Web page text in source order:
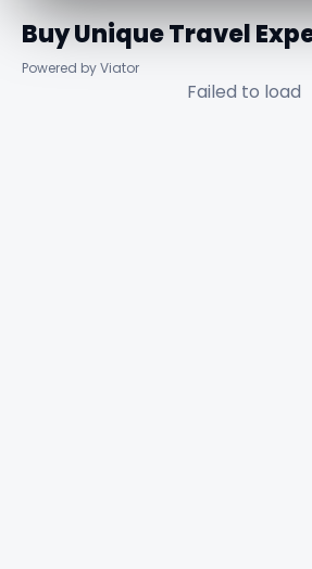
Buy Unique Travel
Powered by Viator
Failed to load